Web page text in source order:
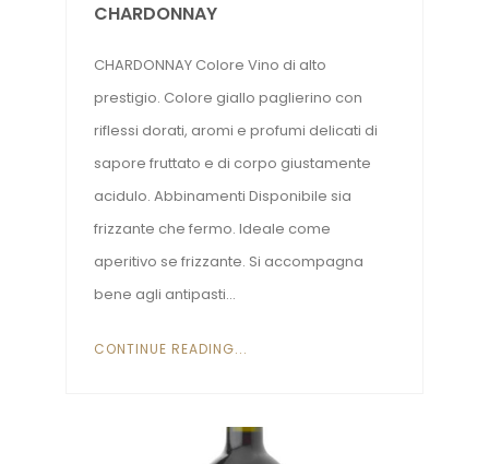
CHARDONNAY
CHARDONNAY Colore Vino di alto
prestigio. Colore giallo paglierino con
riflessi dorati, aromi e profumi delicati di
sapore fruttato e di corpo giustamente
acidulo. Abbinamenti Disponibile sia
frizzante che fermo. Ideale come
aperitivo se frizzante. Si accompagna
bene agli antipasti...
CONTINUE READING...